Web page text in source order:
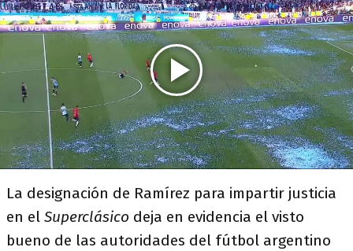
La designación de Ramírez para impartir justicia
en el Superclásico deja en evidencia el visto
bueno de las autoridades del fútbol argentino